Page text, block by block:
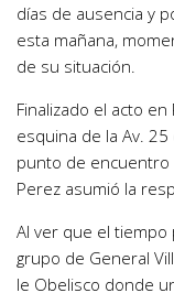
días de ausencia y
esta mañana,
de su situación.
Finalizado el acto en
esquina de la Av.
punto de encuentro
Perez asumió la
Al ver que el tiempo
grupo de General
le Obelisco donde